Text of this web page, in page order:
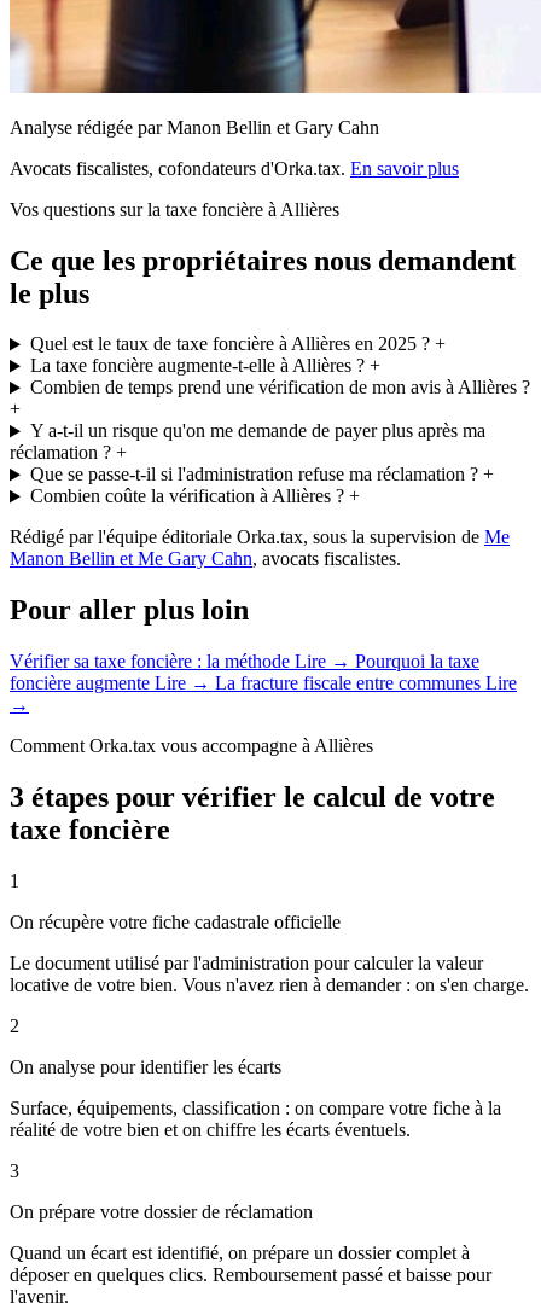
Analyse rédigée par Manon Bellin et Gary Cahn
Avocats fiscalistes, cofondateurs d'Orka.tax. En savoir plus
Vos questions sur la taxe foncière à Allières
Ce que les propriétaires nous demandent
le plus
Quel est le taux de taxe foncière à Allières en 2025 ?+
La taxe foncière augmente-t-elle à Allières ?+
Combien de temps prend une vérification de mon avis à Allières ?
+
Y a-t-il un risque qu'on me demande de payer plus après ma
réclamation ? +
Que se passe-t-il si l'administration refuse ma réclamation ?+
Combien coûte la vérification à Allières ?+
Rédigé par l'équipe éditoriale Orka.tax, sous la supervision de Me
Manon Bellin et Me Gary Cahn, avocats fiscalistes.
Pour aller plus loin
Vérifier sa taxe foncière : la méthode Lire → Pourquoi la taxe
foncière augmente Lire → La fracture fiscale entre communes Lire
→
Comment Orka.tax vous accompagne à Allières
3 étapes pour vérifier le calcul de votre
taxe foncière
1
On récupère votre fiche cadastrale officielle
Le document utilisé par l'administration pour calculer la valeur
locative de votre bien. Vous n'avez rien à demander : on s'en charge.
2
On analyse pour identifier les écarts
Surface, équipements, classification : on compare votre fiche à la
réalité de votre bien et on chiffre les écarts éventuels.
3
On prépare votre dossier de réclamation
Quand un écart est identifié, on prépare un dossier complet à
déposer en quelques clics. Remboursement passé et baisse pour
l'avenir.